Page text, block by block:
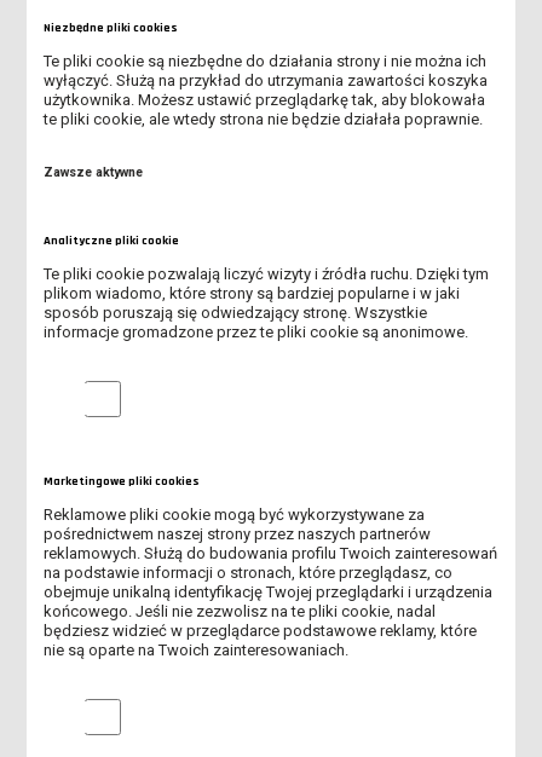
07 listopada 2022
Najnowszy podcast pt. "
(Twoje) prawo
(nie)równowagi"
zakłada, że wszystkiego jest
po "równo" jak w
nas ważne?
Komunikat w sprawie
stypendiów
Niezbędne pliki cookies
Te pliki cookie są niezbędne do działania strony i nie można ich
wyłączyć. Służą na przykład do utrzymania zawartości koszyka
użytkownika. Możesz ustawić przeglądarkę tak, aby blokowała
te pliki cookie, ale wtedy strona nie będzie działała poprawnie.
Zawsze aktywne
Analityczne pliki cookie
Te pliki cookie pozwalają liczyć wizyty i źródła ruchu. Dzięki tym
plikom wiadomo, które strony są bardziej popularne i w jaki
sposób poruszają się odwiedzający stronę. Wszystkie
informacje gromadzone przez te pliki cookie są anonimowe.
Analityczne pliki cookie
Marketingowe pliki cookies
Reklamowe pliki cookie mogą być wykorzystywane za
pośrednictwem naszej strony przez naszych partnerów
reklamowych. Służą do budowania profilu Twoich zainteresowań
na podstawie informacji o stronach, które przeglądasz, co
obejmuje unikalną identyfikację Twojej przeglądarki i urządzenia
końcowego. Jeśli nie zezwolisz na te pliki cookie, nadal
będziesz widzieć w przeglądarce podstawowe reklamy, które
nie są oparte na Twoich zainteresowaniach.
Marketingowe pliki cookies